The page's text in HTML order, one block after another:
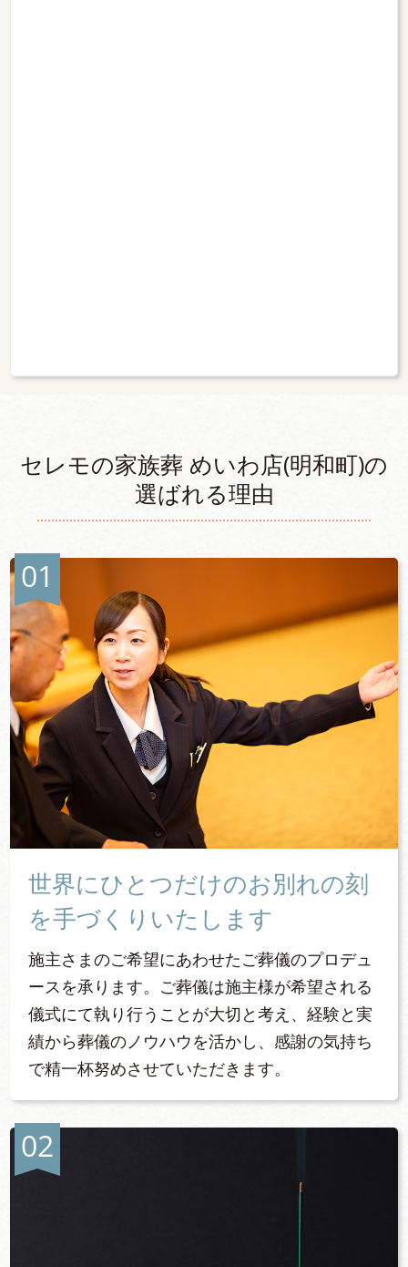
セレモの家族葬 めいわ店(明和町)の
選ばれる理由
世界にひとつだけのお別れの刻
を手づくりいたします
施主さまのご希望にあわせたご葬儀のプロデュ
ースを承ります。ご葬儀は施主様が希望される
儀式にて執り行うことが大切と考え、経験と実
績から葬儀のノウハウを活かし、感謝の気持ち
で精一杯努めさせていただきます。